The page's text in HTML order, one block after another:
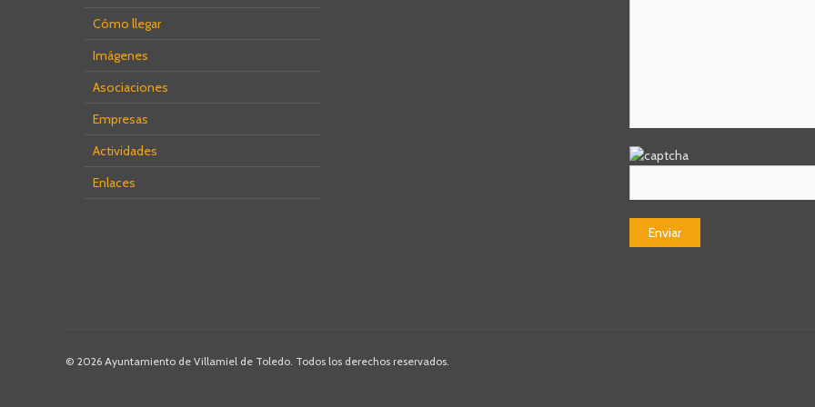
Cómo llegar
Imágenes
Asociaciones
Empresas
Actividades
Enlaces
© 2026 Ayuntamiento de Villamiel de Toledo. Todos los derechos reservados.